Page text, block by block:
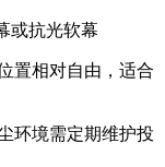
或抗光软幕
置相对自由，适合
环境需定期维护投